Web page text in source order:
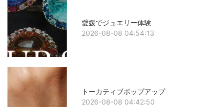
愛媛でジュエリー体験
2026-08-08 04:54:13
トーカティブポップアップ
2026-08-08 04:42:50